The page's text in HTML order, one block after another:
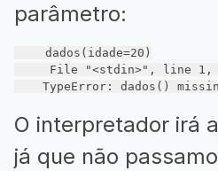
parâmetro:
    dados(idade=
20 )
     File
"<stdin>" , line 1 ,
TypeError: dados()
O interpretador irá
já que não